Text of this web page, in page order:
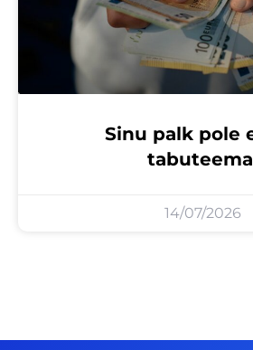
Sinu palk pole
14/07/2026